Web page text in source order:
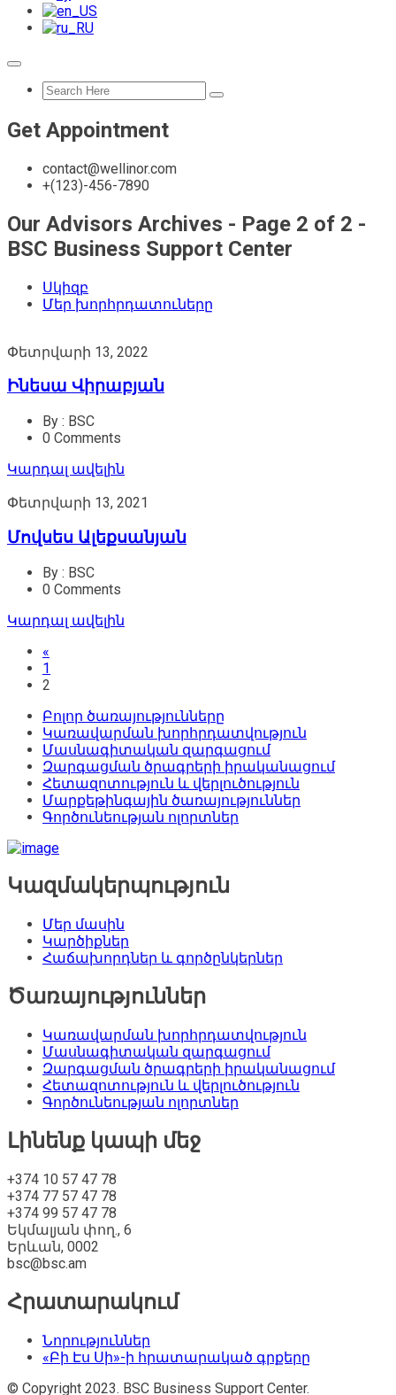
Get Appointment
contact@wellinor.com
+(123)-456-7890
Our Advisors Archives - Page 2 of 2 -
BSC Business Support Center
Սկիզբ
Մեր խորհրդատուները
Փետրվարի 13, 2022
Ինեսա Վիրաբյան
By : BSC
0 Comments
Կարդալ ավելին
Փետրվարի 13, 2021
Մովսես Ալեքսանյան
By : BSC
0 Comments
Կարդալ ավելին
«
1
2
Բոլոր ծառայությունները
Կառավարման խորհրդատվություն
Մասնագիտական զարգացում
Զարգացման ծրագրերի իրականացում
Հետազոտություն և վերլուծություն
Մարքեթինգային ծառայություններ
Գործունեության ոլորտներ
Կազմակերպություն
Մեր մասին
Կարծիքներ
Հաճախորդներ և գործընկերներ
Ծառայություններ
Կառավարման խորհրդատվություն
Մասնագիտական զարգացում
Զարգացման ծրագրերի իրականացում
Հետազոտություն և վերլուծություն
Գործունեության ոլորտներ
Լինենք կապի մեջ
+374 10 57 47 78
+374 77 57 47 78
+374 99 57 47 78
Եկմալյան փող., 6
Երևան, 0002
bsc@bsc.am
Հրատարակում
Նորություններ
«Բի Էս Սի»-ի հրատարակած գրքերը
© Copyright 2023. BSC Business Support Center.